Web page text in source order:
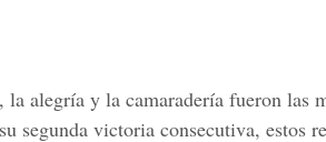
alegría y la camaradería fueron las
segunda victoria consecutiva, estos